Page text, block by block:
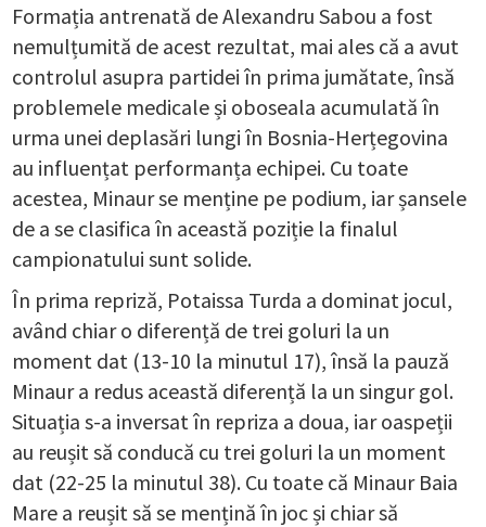
Formația antrenată de Alexandru Sabou a fost
nemulțumită de acest rezultat, mai ales că a avut
controlul asupra partidei în prima jumătate, însă
problemele medicale și oboseala acumulată în
urma unei deplasări lungi în Bosnia-Herțegovina
au influențat performanța echipei. Cu toate
acestea, Minaur se menține pe podium, iar șansele
de a se clasifica în această poziție la finalul
campionatului sunt solide.
În prima repriză, Potaissa Turda a dominat jocul,
având chiar o diferență de trei goluri la un
moment dat (13-10 la minutul 17), însă la pauză
Minaur a redus această diferență la un singur gol.
Situația s-a inversat în repriza a doua, iar oaspeții
au reușit să conducă cu trei goluri la un moment
dat (22-25 la minutul 38). Cu toate că Minaur Baia
Mare a reușit să se mențină în joc și chiar să